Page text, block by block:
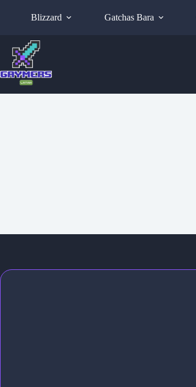
Blizzard Gatchas Bara